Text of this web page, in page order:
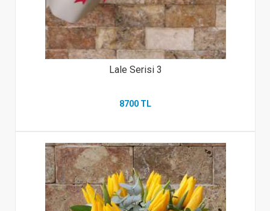
Lale Serisi 3
8700 TL